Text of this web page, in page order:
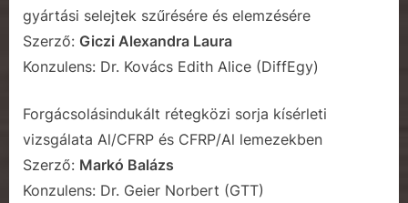
gyártási selejtek szűrésére és elemzésére
Szerző: Giczi Alexandra Laura
Konzulens: Dr. Kovács Edith Alice (DiffEgy)
Forgácsolásindukált rétegközi sorja kísérleti
vizsgálata Al/CFRP és CFRP/Al lemezekben
Szerző: Markó Balázs
Konzulens: Dr. Geier Norbert (GTT)